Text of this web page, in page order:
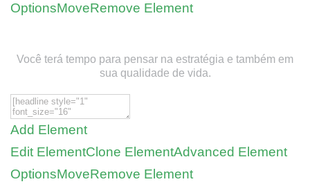
OptionsMoveRemove Element
Você terá tempo para pensar na estratégia e também em
sua qualidade de vida.
Add Element
Edit ElementClone ElementAdvanced Element
OptionsMoveRemove Element